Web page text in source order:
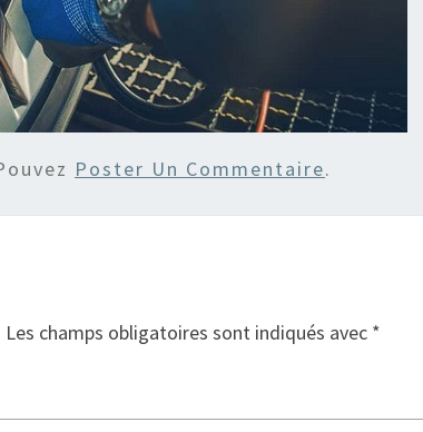
Poster Un Commentaire.
Les champs obligatoires sont indiqués avec *